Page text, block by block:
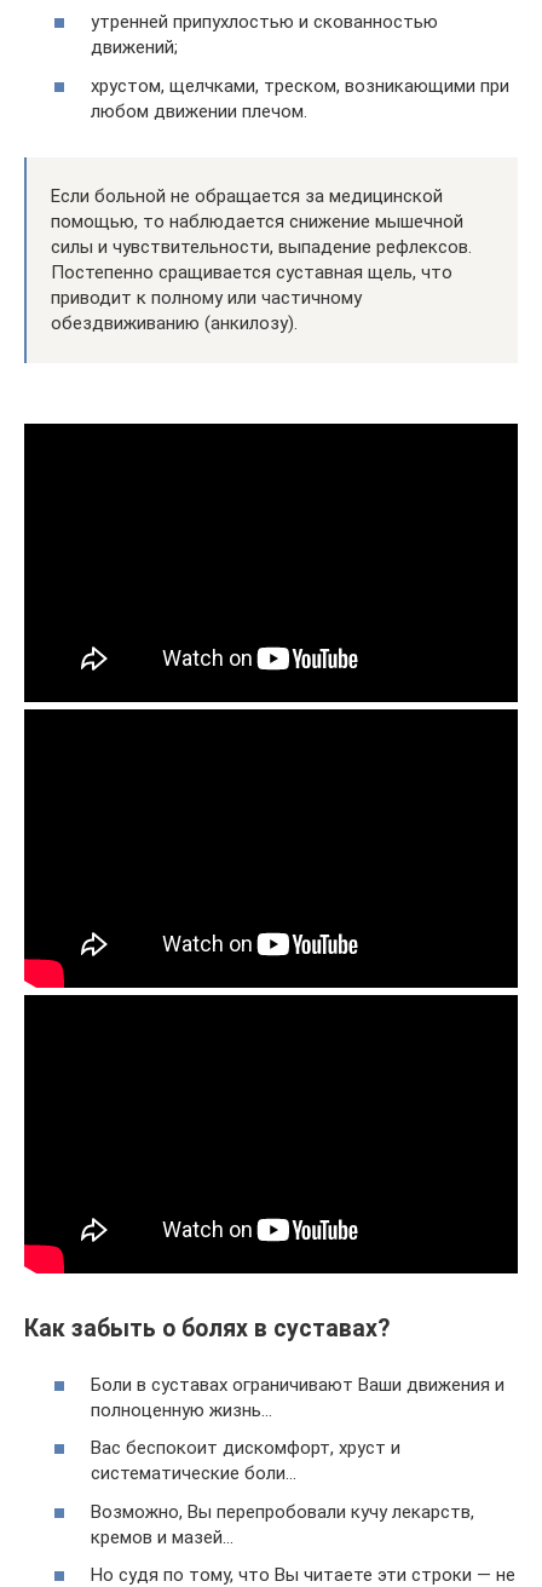
утренней припухлостью и скованностью
движений;
хрустом, щелчками, треском, возникающими при
любом движении плечом.
Если больной не обращается за медицинской
помощью, то наблюдается снижение мышечной
силы и чувствительности, выпадение рефлексов.
Постепенно сращивается суставная щель, что
приводит к полному или частичному
обездвиживанию (анкилозу).
Как забыть о болях в суставах?
Боли в суставах ограничивают Ваши движения и
полноценную жизнь…
Вас беспокоит дискомфорт, хруст и
систематические боли…
Возможно, Вы перепробовали кучу лекарств,
кремов и мазей…
Но судя по тому, что Вы читаете эти строки — не